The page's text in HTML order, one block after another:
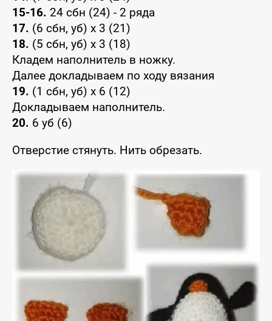
15-16. 24 сбн (24) - 2 ряда
17. (6 сбн, уб) х 3 (21)
18. (5 сбн, уб) х 3 (18)
Кладем наполнитель в ножку.
Далее докладываем по ходу вязания
19. (1 сбн, уб) х 6 (12)
Докладываем наполнитель.
20. 6 уб (6)
Отверстие стянуть. Нить обрезать.